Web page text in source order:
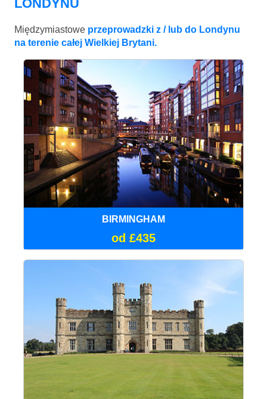
LONDYNU
Międzymiastowe przeprowadzki z / lub do Londynu
na terenie całej Wielkiej Brytani.
BIRMINGHAM
od £435